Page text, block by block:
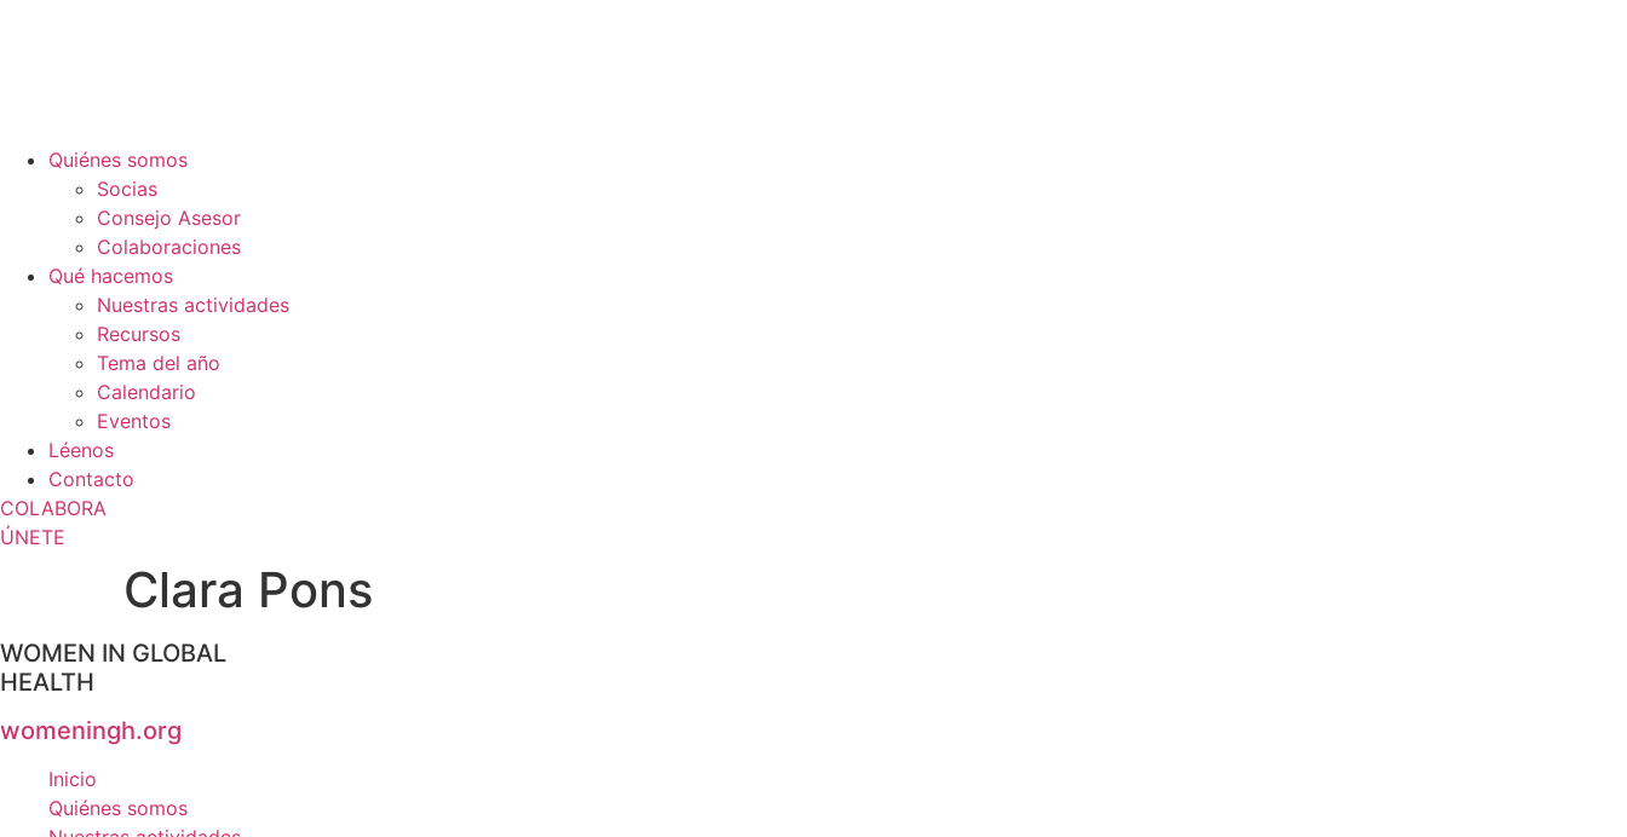
Quiénes somos
Socias
Consejo Asesor
Colaboraciones
Qué hacemos
Nuestras actividades
Recursos
Tema del año
Calendario
Eventos
Léenos
Contacto
COLABORA
ÚNETE
Clara Pons
WOMEN IN GLOBAL
HEALTH
womeningh.org
Inicio
Quiénes somos